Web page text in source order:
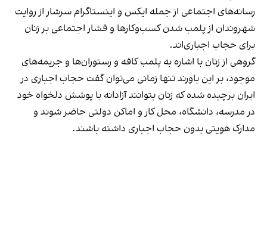
رسانه‎‌های اجتماعی از جمله ایکس و اینستاگرام سرشار از روایت
شهروندان از پلمب شدن کسب‌وکارها و فشار اجتماعی بر زنان
برای حجاب اجباری‌اند.
گروهی از زنان با اشاره به پلمب کافه و رستوران‌ها و جریمه‌های
موجود، بر این باورند تنها زمانی می‌توان گفت حجاب اجباری در
ایران برچیده شده که زنان بتوانند آزادانه با پوشش دلخواه خود
در مدرسه، دانشگاه، محل کار و اماکن دولتی حاضر شوند و
مدارک هویتی بدون حجاب اجباری داشته باشند.